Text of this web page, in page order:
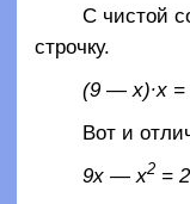
С чистой
строчку.
(9 — х)∙х =
Вот и
9х — х2=